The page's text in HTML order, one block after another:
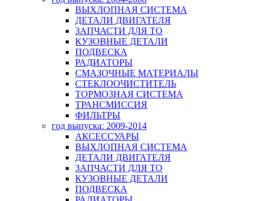
ВЫХЛОПНАЯ СИСТЕМА
ДЕТАЛИ ДВИГАТЕЛЯ
ЗАПЧАСТИ ДЛЯ ТО
КУЗОВНЫЕ ДЕТАЛИ
ПОДВЕСКА
РАДИАТОРЫ
СМАЗОЧНЫЕ МАТЕРИАЛЫ
СТЕКЛООЧИСТИТЕЛЬ
ТОРМОЗНАЯ СИСТЕМА
ТРАНСМИССИЯ
ФИЛЬТРЫ
год выпуска: 2009-2014
АКСЕССУАРЫ
ВЫХЛОПНАЯ СИСТЕМА
ДЕТАЛИ ДВИГАТЕЛЯ
ЗАПЧАСТИ ДЛЯ ТО
КУЗОВНЫЕ ДЕТАЛИ
ПОДВЕСКА